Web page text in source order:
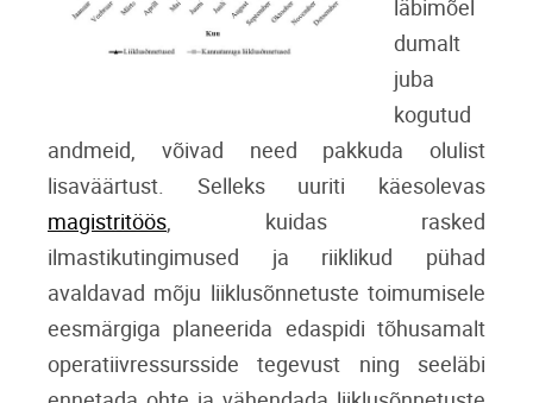
läbimõel
dumalt
juba
kogutud
andmeid, võivad need pakkuda olulist
lisaväärtust. Selleks uuriti käesolevas
magistritöös , kuidas rasked
ilmastikutingimused ja riiklikud pühad
avaldavad mõju liiklusõnnetuste toimumisele
eesmärgiga planeerida edaspidi tõhusamalt
operatiivressursside tegevust ning seeläbi